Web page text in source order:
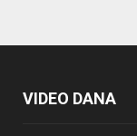
VIDEO DANA